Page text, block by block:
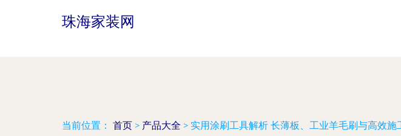
珠海家装网
当前位置： 首页 > 产品大全 > 实用涂刷工具解析 长薄板、工业羊毛刷与高效施